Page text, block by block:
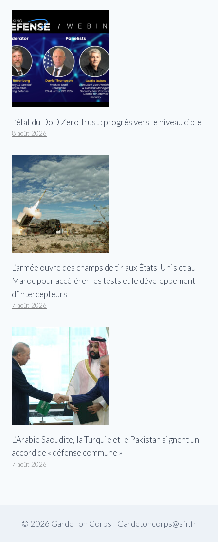
L’état du DoD Zero Trust : progrès vers le niveau cible
8 août 2026
L’armée ouvre des champs de tir aux États-Unis et au
Maroc pour accélérer les tests et le développement
d’intercepteurs
7 août 2026
L’Arabie Saoudite, la Turquie et le Pakistan signent un
accord de « défense commune »
7 août 2026
© 2026 Garde Ton Corps - Gardetoncorps@sfr.fr